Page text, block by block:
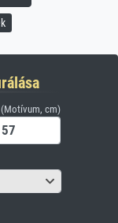
(Motívum, cm)